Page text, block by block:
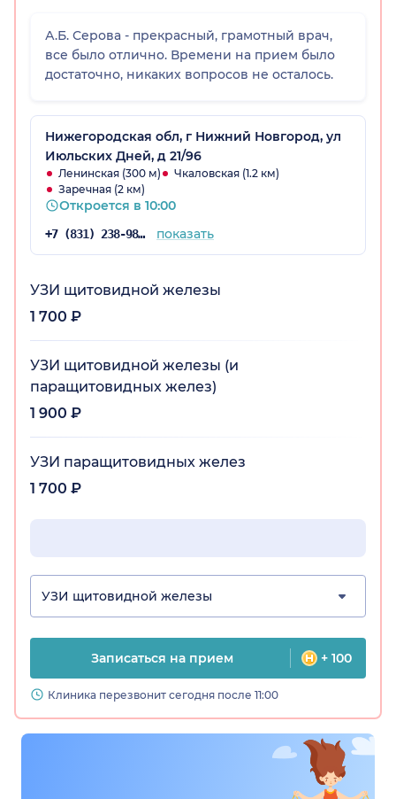
А.Б. Серова - прекрасный, грамотный врач,
все было отлично. Времени на прием было
достаточно, никаких вопросов не осталось.
Нижегородская обл, г Нижний Новгород, ул
Июльских Дней, д 21/96
Ленинская (300 м)
Чкаловская (1.2 км)
Заречная (2 км)
Откроется в 10:00
+7 (831) 238-98-86 показать
УЗИ щитовидной железы
1 700 ₽
УЗИ щитовидной железы (и
паращитовидных желез)
1 900 ₽
УЗИ паращитовидных желез
1 700 ₽
УЗИ щитовидной железы
Записаться на прием + 100
Клиника перезвонит сегодня после 11:00